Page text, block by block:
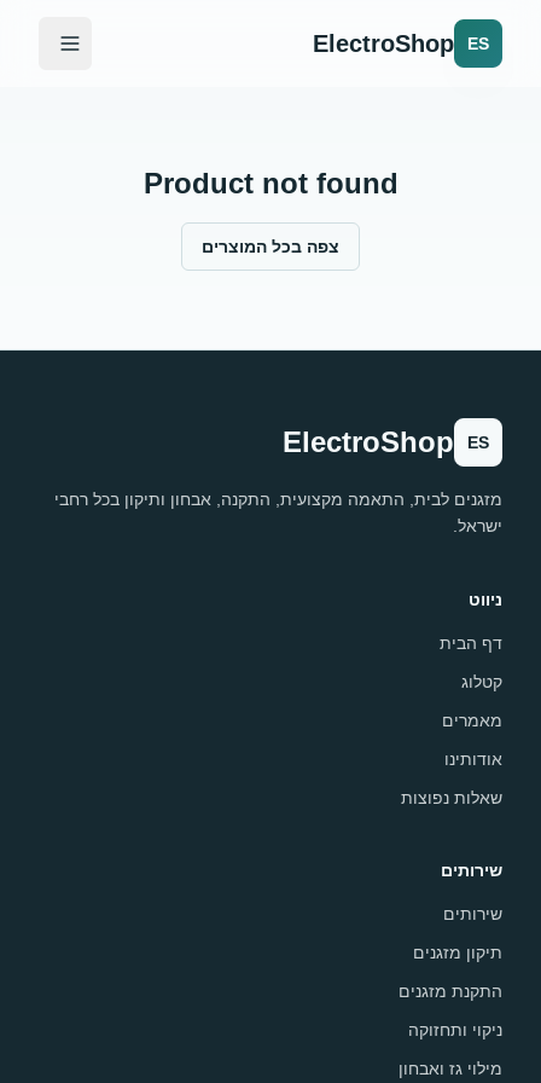
ES
ElectroShop
Product not found
צפה בכל המוצרים
ES
ElectroShop
מזגנים לבית, התאמה מקצועית, התקנה, אבחון ותיקון בכל רחבי
ישראל.
ניווט
דף הבית
קטלוג
מאמרים
אודותינו
שאלות נפוצות
שירותים
שירותים
תיקון מזגנים
התקנת מזגנים
ניקוי ותחזוקה
מילוי גז ואבחון